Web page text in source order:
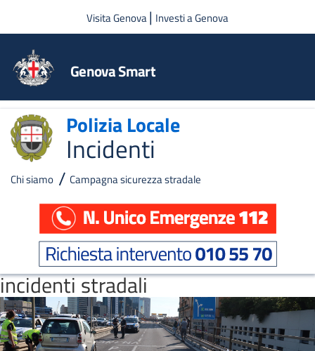
Salta al contenuto principale
Visita Genova| Investi a Genova
Genova Smart
Polizia Locale
Incidenti
Chi siamo Campagna sicurezza stradale
incidenti stradali